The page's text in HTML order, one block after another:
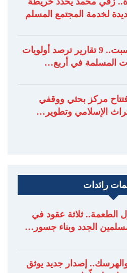
لخدمة المجتمع المسلم
حصاد السبت.. 9 تقارير ترصد أولويات
المسلمة في أربع…
افتتاح مركز بحثي ووقفي
الإسلامي وتطوير…
رائدات
الطعمة.. ثلاثة عقود في
الجدد وبناء جسور…
والهرسك.. إصدار جديد يوثق